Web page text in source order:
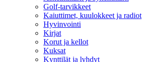
Golf-tarvikkeet
Kaiuttimet, kuulokkeet ja radiot
Hyvinvointi
Kirjat
Korut ja kellot
Kuksat
Kynttilät ja lyhdyt